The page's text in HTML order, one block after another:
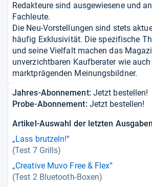
Redakteure sind ausgewiesene und
Fachleute.
Die Neu-Vorstellungen sind stets
häufig Exklusivität. Die spezifische
und seine Vielfalt machen das
unverzichtbaren Kaufberater wie
marktprägenden Meinungsbildner.
Jahres-Abonnement: Jetzt bestellen!
Probe-Abonnement: Jetzt bestellen!
Artikel-Auswahl der letzten Ausgaben
„Lass brutzeln!“
(Test 7 Grills)
„Creative Muvo Free & Flex“
(Test 2 Bluetooth-Boxen)